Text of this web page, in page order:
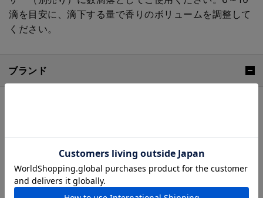
滴を目安に、滴下する量で香りのボリュームを調整して
ください。
ブランド
した、日常に静かな佇まいと穏やかな気配をもたらすホ
ームフレグランスのグローバルブランドです。440年余
にわたる香りづくりの歴史を背景に、現代の暮らしにお
ける香りの楽しみ、フレグランスインテリアのあり方を